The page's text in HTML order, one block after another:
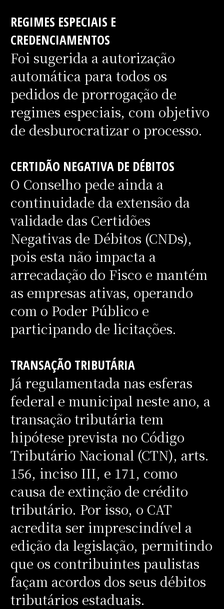
REGIMES ESPECIAIS E
CREDENCIAMENTOS
Foi sugerida a autorização
automática para todos os
pedidos de prorrogação de
regimes especiais, com objetivo
de desburocratizar o processo.
CERTIDÃO NEGATIVA DE DÉBITOS
O Conselho pede ainda a
continuidade da extensão da
validade das Certidões
Negativas de Débitos (CNDs),
pois esta não impacta a
arrecadação do Fisco e mantém
as empresas ativas, operando
com o Poder Público e
participando de licitações.
TRANSAÇÃO TRIBUTÁRIA
Já regulamentada nas esferas
federal e municipal neste ano, a
transação tributária tem
hipótese prevista no Código
Tributário Nacional (CTN), arts.
156, inciso III, e 171, como
causa de extinção de crédito
tributário. Por isso, o CAT
acredita ser imprescindível a
edição da legislação, permitindo
que os contribuintes paulistas
façam acordos dos seus débitos
tributários estaduais.